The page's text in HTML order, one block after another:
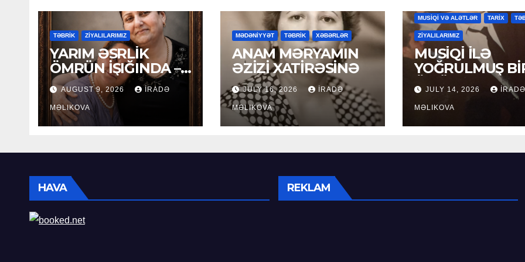
TƏBRİK ZİYALILARIMIZ
YARIM ƏSRLİK
ÖMRÜN İŞIĞINDA –
LEYLA
MƏCİDOVAYA 50
İLLİK YUBİLEY
TƏBRİKİ
AUGUST 9, 2026 İRADƏ
MƏLIKOVA
MƏDƏNİYYƏT TƏBRİK XƏBƏRLƏR
ANAM MƏRYAMIN
ƏZİZİ XATİRƏSİNƏ
JULY 16, 2026 İRADƏ
MƏLIKOVA
MUSİQİ VƏ ALƏTLƏR TARİX
ZİYALILARIMIZ
MUSİQİ İLƏ
YOĞRULMUŞ
ÖMÜR
JULY 14, 2026 İRADƏ
MƏLIKOVA
HAVA REKLAM